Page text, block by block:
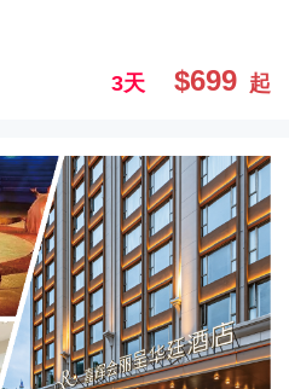
3天 $699 起